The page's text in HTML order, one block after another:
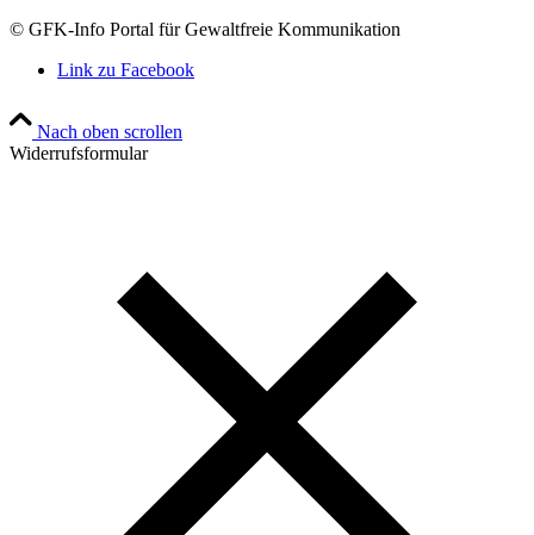
© GFK-Info Portal für Gewaltfreie Kommunikation
Link zu Facebook
Nach oben scrollen
Widerrufsformular